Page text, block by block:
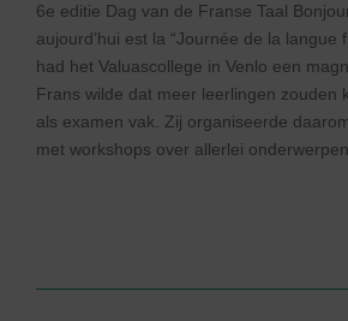
6e editie Dag van de Franse Taal
aujourd’hui est la “Journée de la langue
had het Valuascollege in Venlo een
Frans wilde dat meer leerlingen zouden
als examen vak. Zij organiseerde
met workshops over allerlei